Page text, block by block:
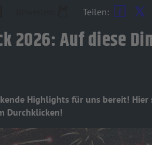
Teilen:
2026: Auf diese
Highlights für uns bereit!
Durchklicken!